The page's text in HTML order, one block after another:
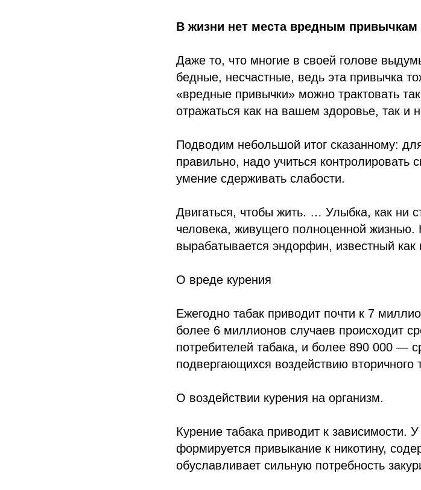
В жизни нет места вредным привычкам
Даже то, что многие в своей голове
бедные, несчастные, ведь эта привычка
«вредные привычки» можно трактовать
отражаться как на вашем здоровье, так и
Подводим небольшой итог сказанному:
правильно, надо учиться контролировать
умение сдерживать слабости.
Двигаться, чтобы жить. … Улыбка, как ни
человека, живущего полноценной жизнью.
вырабатывается эндорфин, известный как
О вреде курения
Ежегодно табак приводит почти к 7
более 6 миллионов случаев происходит
потребителей табака, и более 890 000 —
подвергающихся воздействию вторичного
О воздействии курения на организм.
Курение табака приводит к зависимости.
формируется привыкание к никотину,
обуславливает сильную потребность